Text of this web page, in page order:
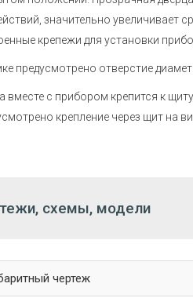
значительно увеличивает
крепежи для установки
предусмотрено отверстие
вместе с прибором крепится к
крепление через щит на
схемы, модели
чертеж